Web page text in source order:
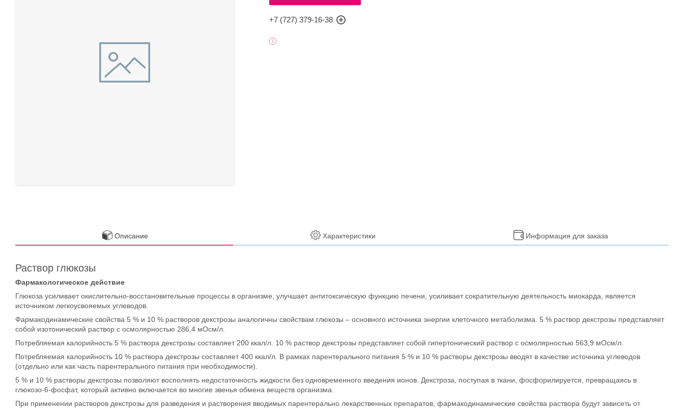
+7 (727) 379-16-38
Описание Характеристики Информация для заказа
Раствор глюкозы
Фармакологическое действие
Глюкоза усиливает окислительно-восстановительные процессы в организме, улучшает антитоксическую функцию печени, усиливает сократительную деятельность миокарда, является
источником легкоусвояемых углеводов.
Фармакодинамические свойства 5 % и 10 % растворов декстрозы аналогичны свойствам глюкозы – основного источника энергии клеточного метаболизма. 5 % раствор декстрозы представляет
собой изотонический раствор с осмолярностью 286,4 мОсм/л.
Потребляемая калорийность 5 % раствора декстрозы составляет 200 ккал/л. 10 % раствор декстрозы представляет собой гипертонический раствор с осмолярностью 563,9 мОсм/л.
Потребляемая калорийность 10 % раствора декстрозы составляет 400 ккал/л. В рамках парентерального питания 5 % и 10 % растворы декстрозы вводят в качестве источника углеводов
(отдельно или как часть парентерального питания при необходимости).
5 % и 10 % растворы декстрозы позволяют восполнять недостаточность жидкости без одновременного введения ионов. Декстроза, поступая в ткани, фосфорилируется, превращаясь в
глюкозо-6-фосфат, который активно включается во многие звенья обмена веществ организма.
При применении растворов декстрозы для разведения и растворения вводимых парентерально лекарственных препаратов, фармакодинамические свойства раствора будут зависеть от